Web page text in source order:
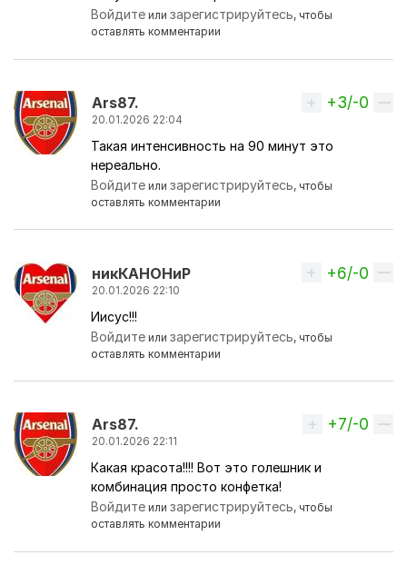
Войдите илизарегистрируйтесь, чтобы
оставлять комментарии
Ars87.
20.01.2026 22:04
Вверх
+3/-0
Такая интенсивность на 90 минут это
нереально.
Войдите илизарегистрируйтесь, чтобы
оставлять комментарии
никКАНОНиР
20.01.2026 22:10
Вверх
+6/-0
Иисус!!!
Войдите илизарегистрируйтесь, чтобы
оставлять комментарии
Ars87.
20.01.2026 22:11
Вверх
+7/-0
Какая красота!!!! Вот это голешник и
комбинация просто конфетка!
Войдите илизарегистрируйтесь, чтобы
оставлять комментарии